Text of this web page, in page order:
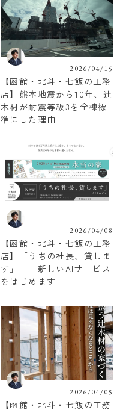
2026/04/15
【函館・北斗・七飯の工務
店】熊本地震から10年、辻
木材が耐震等級3を全棟標
準にした理由
2026/04/08
【函館・北斗・七飯の工務
店】「うちの社長、貸しま
す」――新しいAIサービス
をはじめます
2026/04/05
【函館・北斗・七飯の工務